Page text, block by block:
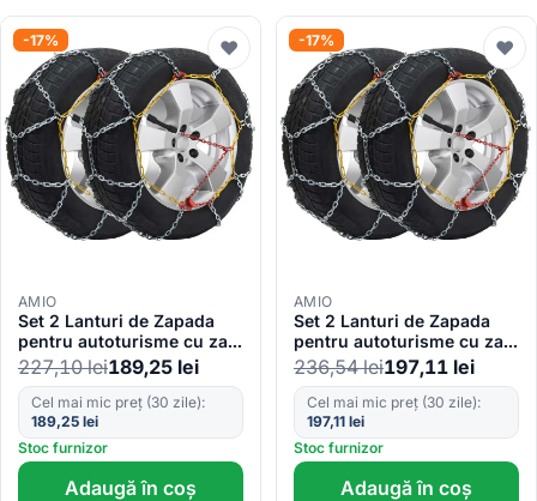
-17% ♥
AMIO
Set 2 Lanturi de Zapada
pentru autoturisme cu zale
de 12mm, KN-60
227,10lei189,25 lei
Cel mai mic preț (30 zile):
189,25 lei
Stoc furnizor
Adaugă în coș
-17% ♥
AMIO
Set 2 Lanturi de Zapada
pentru autoturisme cu zale
de 12mm, KN-80
236,54lei197,11 lei
Cel mai mic preț (30 zile):
197,11 lei
Stoc furnizor
Adaugă în coș